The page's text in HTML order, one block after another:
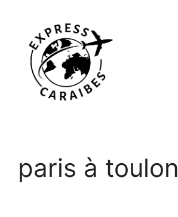
contenu
paris à toulon